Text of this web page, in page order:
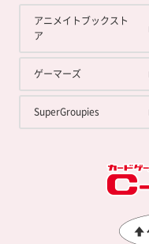
アニメイトブックスト
ア
ゲーマーズ
SuperGroupies